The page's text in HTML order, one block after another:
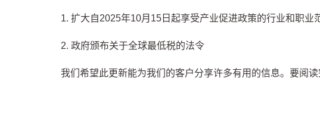
1. 扩大自2025年10月15日起享受产业促进政策的行业和职业
2. 政府颁布关于全球最低税的法令
我们希望此更新能为我们的客户分享许多有用的信息。要阅读